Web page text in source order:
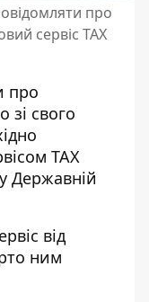
про
сервіс TAX
про
зі свого
TAX
Державній
від
ним